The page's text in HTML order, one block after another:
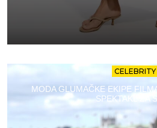
CELEBRITY
MODA GLUMAČKE EKIPE
SPEKTAKL ZA